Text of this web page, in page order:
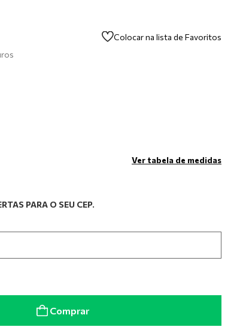
Colocar na lista de Favoritos
Ver tabela de medidas
PARA O SEU CEP.
Comprar